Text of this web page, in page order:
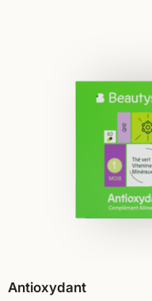
Antioxydant